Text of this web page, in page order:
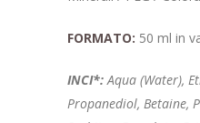
FORMATO: 50 ml in
INCI*:Aqua (Water),
Propanediol, Betaine,